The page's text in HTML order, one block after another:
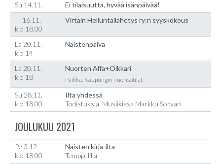
Su 14.11.
Ei tilaisuutta, hyvää isänpäivää!
Ti 16.11.
klo 18.00
Virtain Helluntailähetys ry:n syyskokous
La 20.11.
klo 14
Naistenpäivä
La 20.11.
klo 18
Nuorten Alfa+Olkkari
Paikka: Kaupungin nuorisotilat
Su 28.11.
klo 18.00
Ilta yhdessä
Todistuksia, Musiikissa Markku Sorvari
JOULUKUU 2021
Pe 3.12.
klo 18.00
Naisten kirja-ilta
Temppelillä